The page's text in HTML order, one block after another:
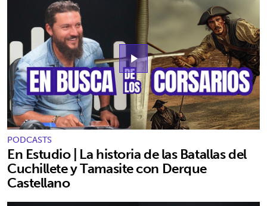
play_arrow
PODCASTS
En Estudio | La historia de las Batallas del
Cuchillete y Tamasite con Derque
Castellano